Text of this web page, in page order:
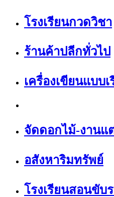
โรงเรียนกวดวิชา
ร้านค้าปลีกทั่วไป
เครื่องเขียนแบบ
จัดดอกไม้-งานแ
อสังหาริมทรัพย์
โรงเรียนสอนขับ